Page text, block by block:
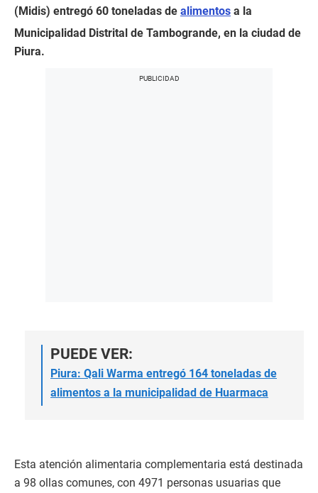
(Midis) entregó 60 toneladas de alimentos a la
Municipalidad Distrital de Tambogrande, en la ciudad de
Piura.
PUEDE VER:
Piura: Qali Warma entregó 164 toneladas de
alimentos a la municipalidad de Huarmaca
Esta atención alimentaria complementaria está destinada
a 98 ollas comunes, con 4971 personas usuarias que